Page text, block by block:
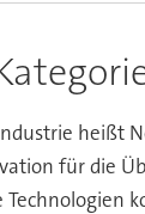
heißt
für die